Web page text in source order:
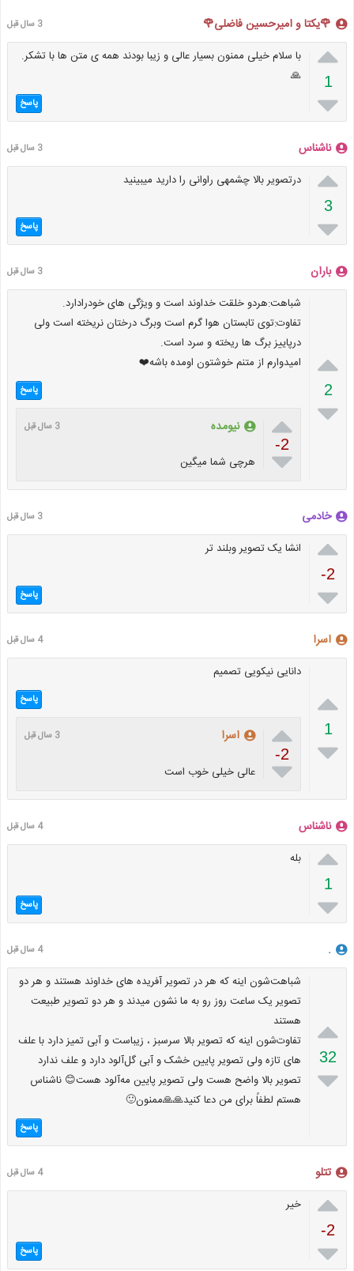
🌹یکتا و امیرحسین فاضلی🌹 3 سال قبل

1

با سلام خیلی ممنون بسیار عالی و زیبا بودند همه ی متن ها با تشکر.
🙏
پاسخ
ناشناس 3 سال قبل

3

درتصویر بالا چشمهی راوانی را دارید میبینید
پاسخ
باران 3 سال قبل

2

شباهت:هردو خلقت خداوند است و ویژگی های خودرادارد.
تفاوت:توی تابستان هوا گرم است وبرگ درختان نریخته است ولی
درپاییز برگ ها ریخته و سرد است.
امیدوارم از متنم خوشتون اومده باشه❤️
پاسخ

-2

نیومده 3 سال قبل
هرچی شما میگین
خادمی 3 سال قبل

-2

انشا یک تصویر وبلند تر
پاسخ
اسرا 4 سال قبل

1

دانایی نیکویی تصمیم
پاسخ

-2

اسرا 3 سال قبل
عالی خیلی خوب است
ناشناس 4 سال قبل

1

بله
پاسخ
. 4 سال قبل

32

شباهت‌شون اینه که هر در تصویر آفریده های خداوند هستند و هر دو
تصویر یک ساعت روز رو به ما نشون میدند و هر دو تصویر طبیعت
هستند
تفاوت‌شون اینه که تصویر بالا سرسبز ، زیباست و آبی تمیز دارد با علف
های تازه ولی تصویر پایین خشک و آبی گل‌آلود دارد و علف ندارد
تصویر بالا واضح هست ولی تصویر پایین مه‌آلود هست😊 ناشناس
هستم لطفاً برای من دعا کنید🙏🙏ممنون🙂
پاسخ
تتلو 4 سال قبل

-2

خیر
پاسخ